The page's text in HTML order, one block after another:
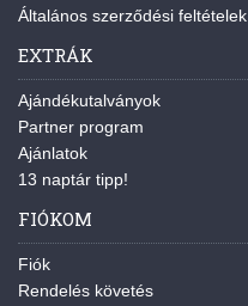
Általános szerződési feltételek
EXTRÁK
Ajándékutalványok
Partner program
Ajánlatok
13 naptár tipp!
FIÓKOM
Fiók
Rendelés követés